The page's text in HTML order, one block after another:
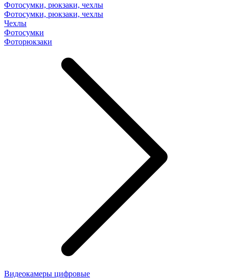
Фотосумки, рюкзаки, чехлы
Фотосумки, рюкзаки, чехлы
Чехлы
Фотосумки
Фоторюкзаки
Видеокамеры цифровые